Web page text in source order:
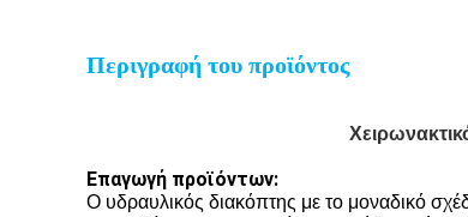
Περιγραφή του προϊόντος
Επαγωγή προϊόντων:
Ο υδραυλικός διακόπτης με το μοναδικό